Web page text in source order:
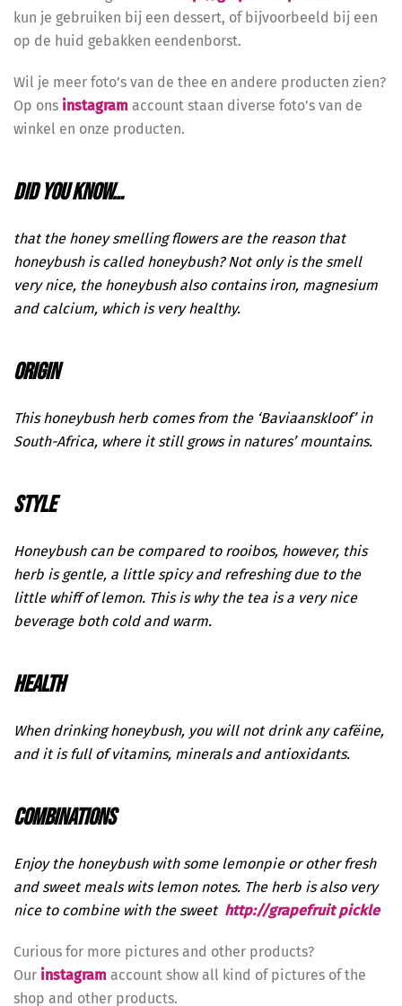
kun je gebruiken bij een dessert, of bijvoorbeeld bij een
op de huid gebakken eendenborst.
Wil je meer foto’s van de thee en andere producten zien?
Op ons instagram account staan diverse foto’s van de
winkel en onze producten.
DID YOU KNOW…
that the honey smelling flowers are the reason that
honeybush is called honeybush? Not only is the smell
very nice, the honeybush also contains iron, magnesium
and calcium, which is very healthy.
ORIGIN
This honeybush herb comes from the ‘Baviaanskloof’ in
South-Africa, where it still grows in natures’ mountains.
STYLE
Honeybush can be compared to rooibos, however, this
herb is gentle, a little spicy and refreshing due to the
little whiff of lemon. This is why the tea is a very nice
beverage both cold and warm.
HEALTH
When drinking honeybush, you will not drink any cafëine,
and it is full of vitamins, minerals and antioxidants.
COMBINATIONS
Enjoy the honeybush with some lemonpie or other fresh
and sweet meals wits lemon notes. The herb is also very
nice to combine with the sweet http://grapefruit pickle
Curious for more pictures and other products?
Our instagram account show all kind of pictures of the
shop and other products.